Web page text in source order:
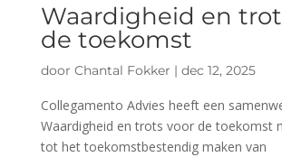
Waardigheid en
de toekomst
door Chantal Fokker | dec 12, 2025
Collegamento Advies heeft een
Waardigheid en trots voor de toekomst
tot het toekomstbestendig maken van